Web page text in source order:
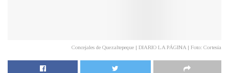
Concejales de Quezaltepeque | DIARIO LA PÁGINA | Foto: Cortesía